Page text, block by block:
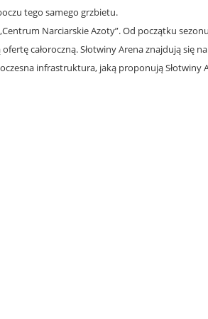
tego samego grzbietu.
Narciarskie Azoty”. Od początku
całoroczną. Słotwiny Arena znajdują się
infrastruktura, jaką proponują Słotwiny